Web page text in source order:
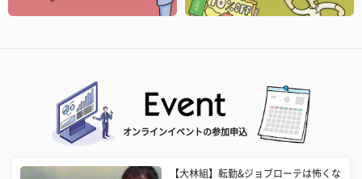
オンラインイベントの参加申込
【大林組】転勤&ジョブローテは怖くな